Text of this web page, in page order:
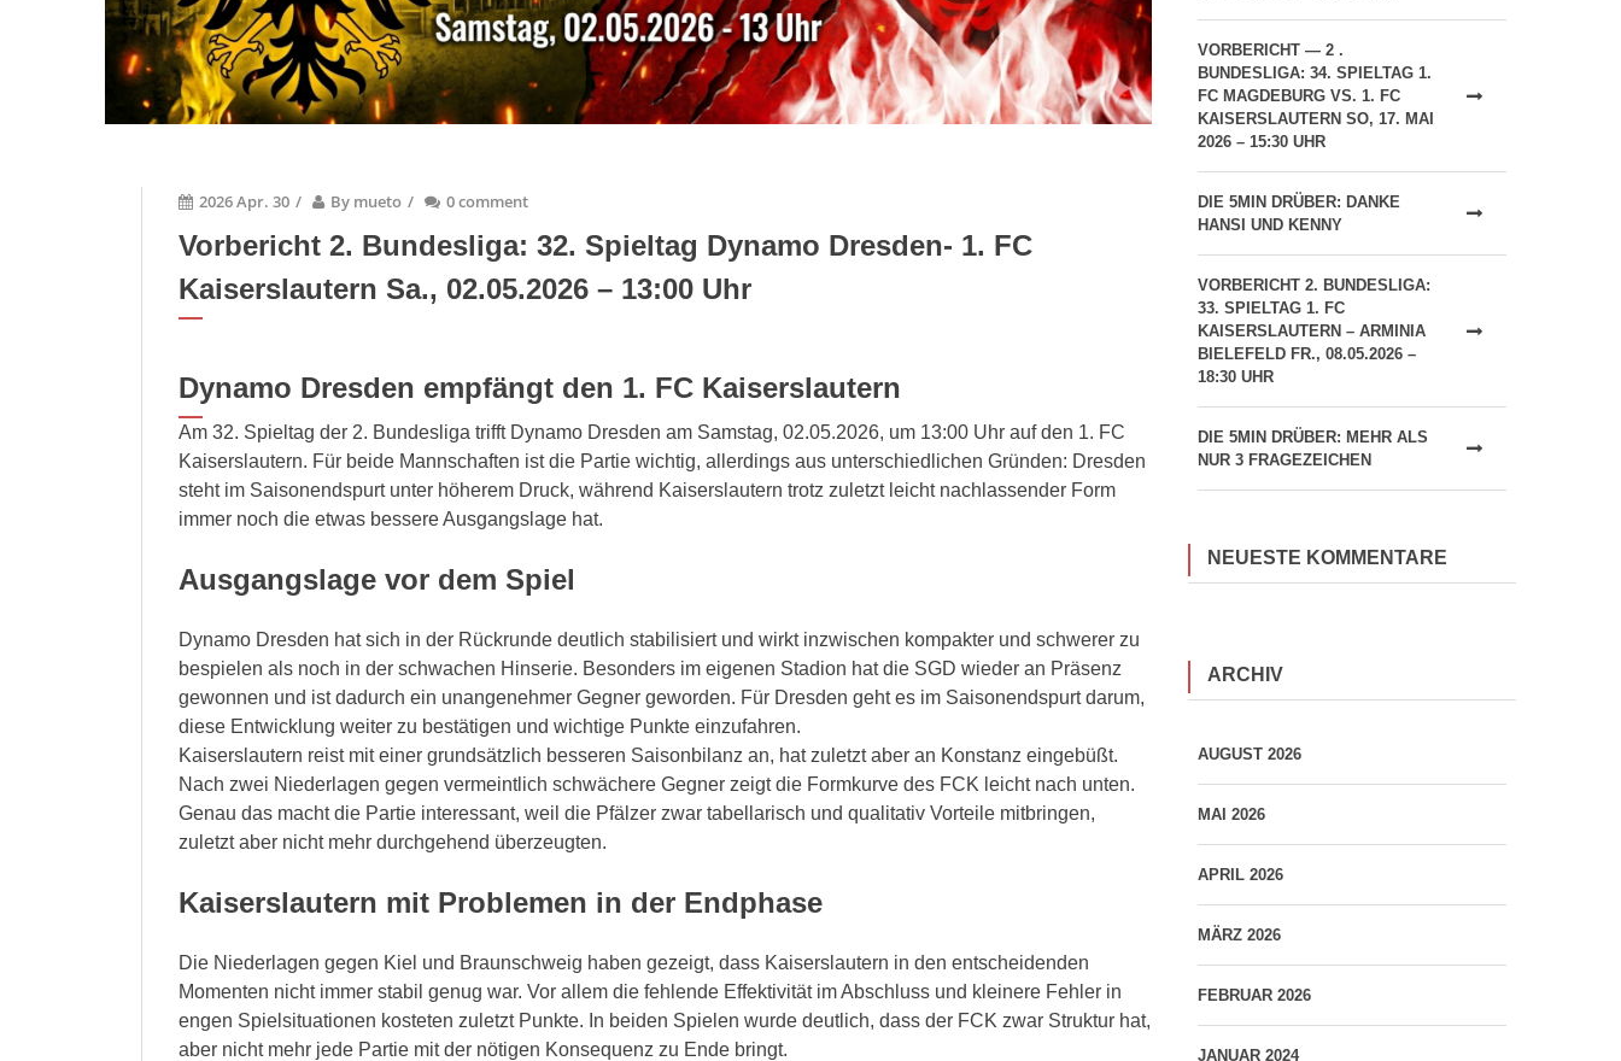
2026 Apr. 30 / By mueto / 0 comment
Vorbericht 2. Bundesliga: 32. Spieltag Dynamo Dresden- 1. FC
Kaiserslautern Sa., 02.05.2026 – 13:00 Uhr
Dynamo Dresden empfängt den 1. FC Kaiserslautern
Am 32. Spieltag der 2. Bundesliga trifft Dynamo Dresden am Samstag, 02.05.2026, um 13:00 Uhr auf den 1. FC
Kaiserslautern. Für beide Mannschaften ist die Partie wichtig, allerdings aus unterschiedlichen Gründen: Dresden
steht im Saisonendspurt unter höherem Druck, während Kaiserslautern trotz zuletzt leicht nachlassender Form
immer noch die etwas bessere Ausgangslage hat.
Ausgangslage vor dem Spiel
Dynamo Dresden hat sich in der Rückrunde deutlich stabilisiert und wirkt inzwischen kompakter und schwerer zu
bespielen als noch in der schwachen Hinserie. Besonders im eigenen Stadion hat die SGD wieder an Präsenz
gewonnen und ist dadurch ein unangenehmer Gegner geworden. Für Dresden geht es im Saisonendspurt darum,
diese Entwicklung weiter zu bestätigen und wichtige Punkte einzufahren.
Kaiserslautern reist mit einer grundsätzlich besseren Saisonbilanz an, hat zuletzt aber an Konstanz eingebüßt.
Nach zwei Niederlagen gegen vermeintlich schwächere Gegner zeigt die Formkurve des FCK leicht nach unten.
Genau das macht die Partie interessant, weil die Pfälzer zwar tabellarisch und qualitativ Vorteile mitbringen,
zuletzt aber nicht mehr durchgehend überzeugten.
Kaiserslautern mit Problemen in der Endphase
Die Niederlagen gegen Kiel und Braunschweig haben gezeigt, dass Kaiserslautern in den entscheidenden
Momenten nicht immer stabil genug war. Vor allem die fehlende Effektivität im Abschluss und kleinere Fehler in
engen Spielsituationen kosteten zuletzt Punkte. In beiden Spielen wurde deutlich, dass der FCK zwar Struktur hat,
aber nicht mehr jede Partie mit der nötigen Konsequenz zu Ende bringt.
VORBERICHT — 2 .
BUNDESLIGA: 34. SPIELTAG 1.
FC MAGDEBURG VS. 1. FC
KAISERSLAUTERN SO, 17. MAI
2026 – 15:30 UHR
DIE 5MIN DRÜBER: DANKE
HANSI UND KENNY
VORBERICHT 2. BUNDESLIGA:
33. SPIELTAG 1. FC
KAISERSLAUTERN – ARMINIA
BIELEFELD FR., 08.05.2026 –
18:30 UHR
DIE 5MIN DRÜBER: MEHR ALS
NUR 3 FRAGEZEICHEN
NEUESTE KOMMENTARE
ARCHIV
AUGUST 2026
MAI 2026
APRIL 2026
MÄRZ 2026
FEBRUAR 2026
JANUAR 2024